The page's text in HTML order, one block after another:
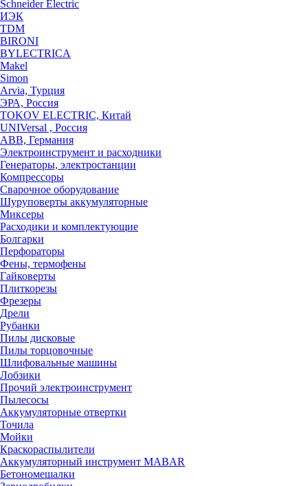
Schneider Electric
ИЭК
TDM
BIRONI
BYLECTRICA
Makel
Simon
Arvia, Турция
ЭРА, Россия
TOKOV ELECTRIC, Китай
UNIVersal , Россия
ABB, Германия
Электроинструмент и расходники
Генераторы, электростанции
Компрессоры
Сварочное оборудование
Шуруповерты аккумуляторные
Миксеры
Расходики и комплектующие
Болгарки
Перфораторы
Фены, термофены
Гайковерты
Плиткорезы
Фрезеры
Дрели
Рубанки
Пилы дисковые
Пилы торцовочные
Шлифовальные машины
Лобзики
Прочий электроинструмент
Пылесосы
Аккумуляторные отвертки
Точила
Мойки
Краскораспылители
Аккумуляторный инструмент MABAR
Бетономешалки